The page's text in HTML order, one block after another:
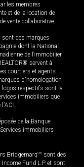
les membres
et de la location de
vente collaborative.
sont des marques
dont la National
de l’immobilier
servent à
courtiers et agents
d'homologation
logos respectifs sont la
immobiliers que
de la Banque
immobiliers
BridgemarqMD sont des
Fund L.P. et sont